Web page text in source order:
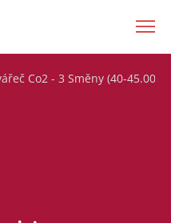
Co2 - 3 Směny (40-45.000